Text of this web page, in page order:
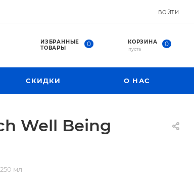
ВОЙТИ
ИЗБРАННЫЕ
ТОВАРЫ
0 КОРЗИНА 0
пуста
СКИДКИ О НАС
Well Being
мл